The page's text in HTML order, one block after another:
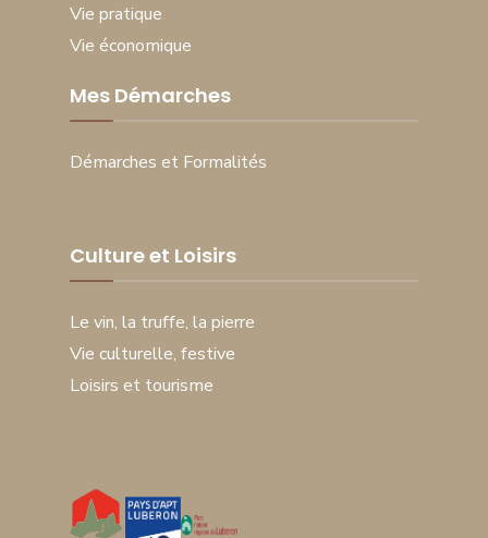
Vie pratique
Vie économique
Mes Démarches
Démarches et Formalités
Culture et Loisirs
Le vin, la truffe, la pierre
Vie culturelle, festive
Loisirs et tourisme